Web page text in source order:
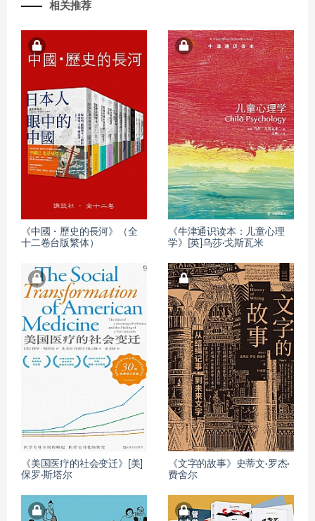
相关推荐
《中國・歷史的長河》（全
十二卷台版繁体）
《牛津通识读本：儿童心理
学》[英]乌莎·戈斯瓦米
《美国医疗的社会变迁》[美]
保罗·斯塔尔
《文字的故事》史蒂文·罗杰·
费舍尔